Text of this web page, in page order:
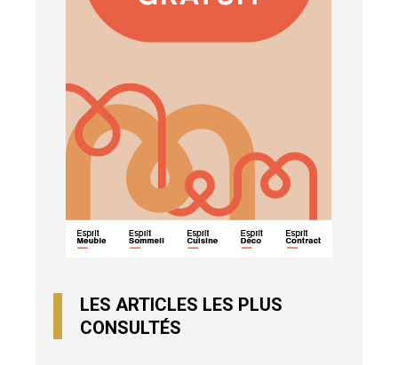
LES ARTICLES LES PLUS
CONSULTÉS